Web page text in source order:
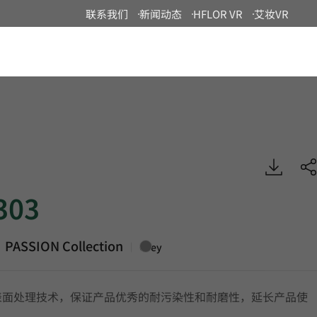
联系我们 新闻动态 HFLOR VR 艾妆VR
PASSION Collection Grey
处理技术，保证产品优秀的耐污染性和耐磨性，延长产品使